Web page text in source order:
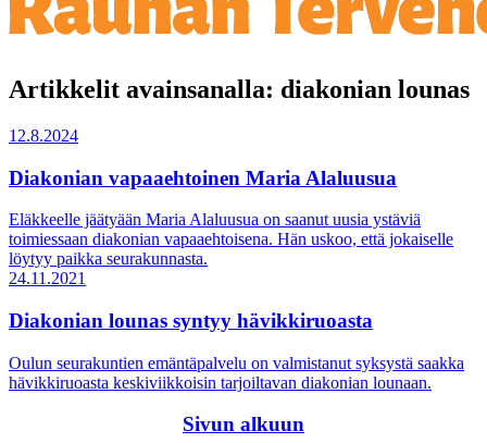
Artikkelit avainsanalla: diakonian lounas
12.8.2024
Diakonian vapaaehtoinen Maria Alaluusua
Eläkkeelle jäätyään Maria Alaluusua on saanut uusia ystäviä
toimiessaan diakonian vapaaehtoisena. Hän uskoo, että jokaiselle
löytyy paikka seurakunnasta.
24.11.2021
Diakonian lounas syntyy hävikkiruoasta
Oulun seurakuntien emäntäpalvelu on valmistanut syksystä saakka
hävikkiruoasta keskiviikkoisin tarjoiltavan diakonian lounaan.
Sivun alkuun